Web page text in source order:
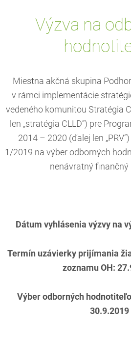
Výzva na
Miestna akčná skupina
v rámci implementácie
vedeného komunitou Stratégia
len „stratégia CLLD“) pre
2014 – 2020 (ďalej len
1/2019 na výber odborných
nenávratný finančný
Dátum vyhlásenia výzvy na
Termín uzávierky prijímania
zoznamu OH:
Výber odborných
30.9.2019